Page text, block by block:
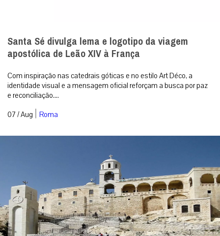
Santa Sé divulga lema e logotipo da viagem
apostólica de Leão XIV à França
Com inspiração nas catedrais góticas e no estilo Art Déco, a
identidade visual e a mensagem oficial reforçam a busca por paz
e reconciliação....
07 / Aug | Roma